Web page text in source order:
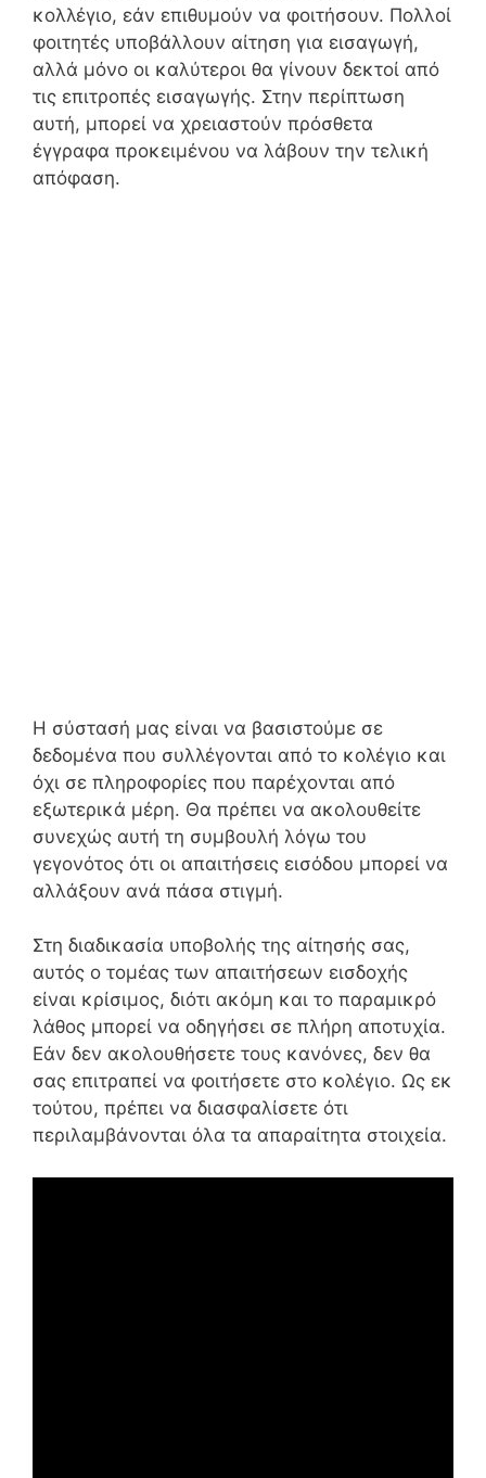
κολλέγιο, εάν επιθυμούν να φοιτήσουν. Πολλοί
φοιτητές υποβάλλουν αίτηση για εισαγωγή,
αλλά μόνο οι καλύτεροι θα γίνουν δεκτοί από
τις επιτροπές εισαγωγής. Στην περίπτωση
αυτή, μπορεί να χρειαστούν πρόσθετα
έγγραφα προκειμένου να λάβουν την τελική
απόφαση.
Η σύστασή μας είναι να βασιστούμε σε
δεδομένα που συλλέγονται από το κολέγιο και
όχι σε πληροφορίες που παρέχονται από
εξωτερικά μέρη. Θα πρέπει να ακολουθείτε
συνεχώς αυτή τη συμβουλή λόγω του
γεγονότος ότι οι απαιτήσεις εισόδου μπορεί να
αλλάξουν ανά πάσα στιγμή.
Στη διαδικασία υποβολής της αίτησής σας,
αυτός ο τομέας των απαιτήσεων εισδοχής
είναι κρίσιμος, διότι ακόμη και το παραμικρό
λάθος μπορεί να οδηγήσει σε πλήρη αποτυχία.
Εάν δεν ακολουθήσετε τους κανόνες, δεν θα
σας επιτραπεί να φοιτήσετε στο κολέγιο. Ως εκ
τούτου, πρέπει να διασφαλίσετε ότι
περιλαμβάνονται όλα τα απαραίτητα στοιχεία.